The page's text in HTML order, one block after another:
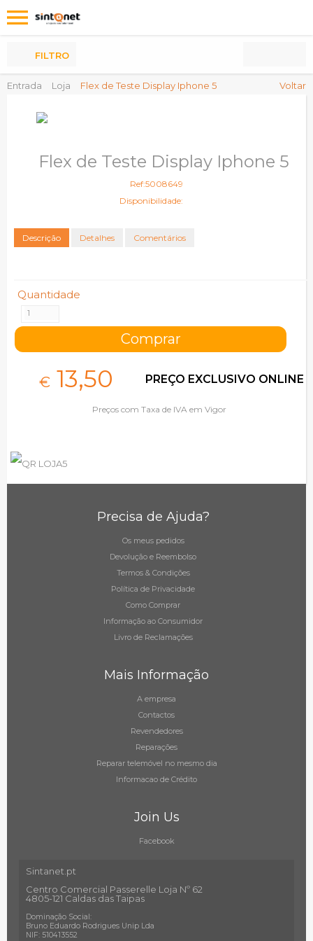
Entrada Loja Flex de Teste Display Iphone 5 Voltar
FILTRO
Flex de Teste Display Iphone 5
Ref:5008649
Disponibilidade:
Descrição Detalhes Comentários
Quantidade
€ 13,50 PREÇO EXCLUSIVO ONLINE
Preços com Taxa de IVA em Vigor
Precisa de Ajuda?
Os meus pedidos
Devolução e Reembolso
Termos & Condições
Política de Privacidade
Como Comprar
Informação ao Consumidor
Livro de Reclamações
Mais Informação
A empresa
Contactos
Revendedores
Reparações
Reparar telemóvel no mesmo dia
Informacao de Crédito
Join Us
Facebook
Sintanet.pt
Centro Comercial Passerelle Loja Nº 62
4805-121 Caldas das Taipas
Dominação Social:
Bruno Eduardo Rodrigues Unip Lda
NIF: 510413552